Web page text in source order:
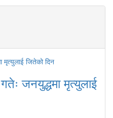
जनयुद्धमा मृत्युलाई